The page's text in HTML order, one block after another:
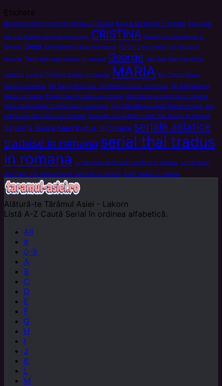
Etichete
Beyond Destiny serial thai tradus in romana Boss & Me tradus in romana boss and
me thai drama subtitrat in romana CRISTINA Deceitful Love tradus in
romana Deea Dhevaprom tradus in romana Fai Sin Chua serial thai tradus in
romana Flash Marriage tradus in romana George Jao Sao Gae Kat online
subtitra Love in Twilight tradus in romana MARIA My Cherie Amour
tradus in romana My Sassy Princess: Cinderella tradus in romana My Stepdarling
tradu in romana Prajan Daeng tradus in romana rahut rissaya subtitrat in romana
rahut rissaya thai drama tradus in romana Roy Leh Marnya serial thai in romana Roy
Leh Sanae Rai tradus sin romana Sanaeha Sunya Kaen serial thai tradus in romana
Sanaeha Sunya Kaen tradus in romana seriale asiatice
traduse in romana serial thai tradus
in romana to the moon and back subtitrat in romana to the moon
and back thai drama online subtitrat in romana Ziam tradus in romana
Alătură-te Tărâmul Asiei - Lakorn
Listă A-Z Caută Serial în ordinea alfabetică.
All
#
0-9
A
B
C
D
E
F
G
H
I
J
K
L
M